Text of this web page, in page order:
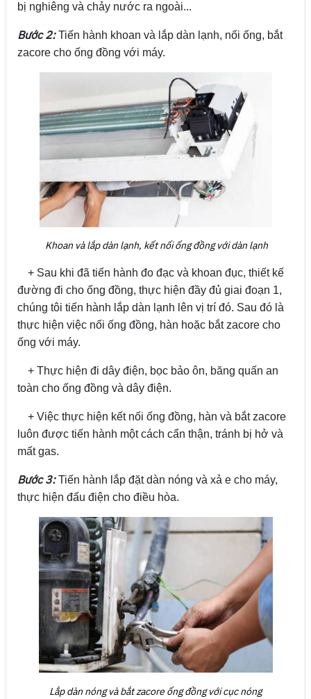
bị nghiêng và chảy nước ra ngoài...
Bước 2:Tiến hành khoan và lắp dàn lạnh, nối ống, bắt
zacore cho ống đồng với máy.
Khoan và lắp dàn lạnh, kết nối ống đồng với dàn lạnh
+ Sau khi đã tiến hành đo đạc và khoan đục, thiết kế
đường đi cho ống đồng, thực hiện đầy đủ giai đoạn 1,
chúng tôi tiến hành lắp dàn lạnh lên vị trí đó. Sau đó là
thực hiện việc nối ống đồng, hàn hoặc bắt zacore cho
ống với máy.
+ Thực hiện đi dây điện, bọc bảo ôn, băng quấn an
toàn cho ống đồng và dây điện.
+ Việc thực hiện kết nối ống đồng, hàn và bắt zacore
luôn được tiến hành một cách cẩn thận, tránh bị hở và
mất gas.
Bước 3:Tiến hành lắp đặt dàn nóng và xả e cho máy,
thực hiện đấu điện cho điều hòa.
Lắp dàn nóng và bắt zacore ống đồng với cục nóng